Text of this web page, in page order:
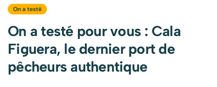
On a testé
On a testé pour vous : Cala
Figuera, le dernier port de
pêcheurs authentique